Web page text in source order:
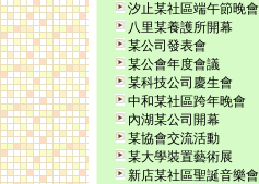
汐止某社區端午節晚會
八里某養護所開幕
某公司發表會
某公會年度會議
某科技公司慶生會
中和某社區跨年晚會
內湖某公司開幕
某協會交流活動
某大學裝置藝術展
新店某社區聖誕音樂會